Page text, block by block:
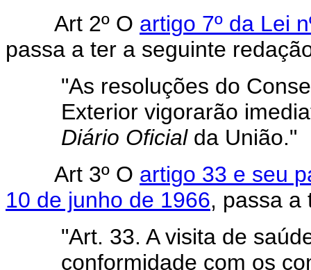
Art 2º O artigo 7º da Lei
passa a ter a seguinte
"As resoluções do
Exterior vigorarão
Diário Oficial da União."
Art 3º O artigo 33 e seu
10 de junho de 1966, passa a
"Art. 33. A visita de
conformidade com os